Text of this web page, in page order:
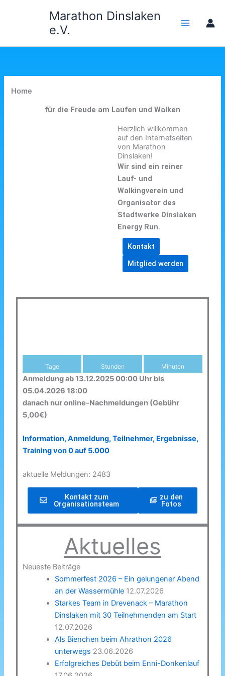
Marathon Dinslaken
e.V.
Home
für die Freude am Laufen und Walken
Herzlich willkommen
auf den Internetseiten
von Marathon
Dinslaken!
Wir sind ein reiner
Lauf- und
Walkingverein und
Organisator des
Stadtwerke Dinslaken
Energy Run.
Kontakt
Mitglied werden
Tage Stunden Minuten
Anmeldung ab 13.12.2025 00:00 Uhr bis
05.04.2026 18:00
danach nur online-Nachmeldungen (Gebühr
5,00€)
Information, Anmeldung, Teilnehmer, Ergebnisse,
Training von 0 auf 5.000
aktuelle Meldungen: 2483
Kontakt zum
Organisationsteam
zu den
Fotos
Aktuelles
Neueste Beiträge
Sommerfest 2026 – Ein gelungener Abend
an der Wassermühle 12.07.2026
Starkes Team in Drevenack – Marathon
Dinslaken mit 30 Teilnehmenden am Start
12.07.2026
Als Bienchen beim Ahrathon 2026
unterwegs 23.06.2026
Erfolgreiches Debüt beim Enni-Donkenlauf